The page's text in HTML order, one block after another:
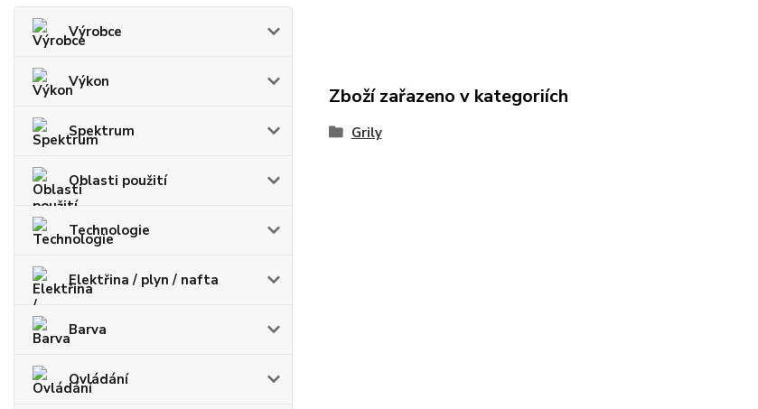
Výrobce
Výkon
Spektrum
Oblasti použití
Technologie
Elektřina / plyn / nafta
Barva
Ovládání
Zboží zařazeno v kategoriích
Grily